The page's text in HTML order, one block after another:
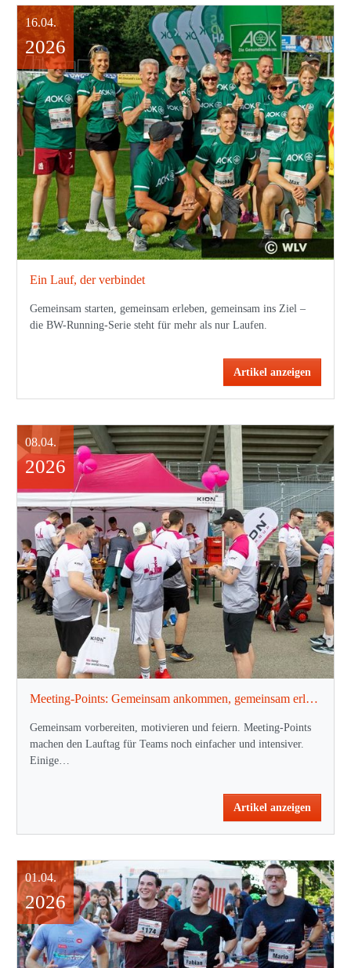
Ein Lauf, der verbindet
Gemeinsam starten, gemeinsam erleben, gemeinsam ins Ziel –
die BW-Running-Serie steht für mehr als nur Laufen.
Artikel anzeigen
16.04.
2026
Meeting-Points: Gemeinsam ankommen, gemeinsam erleben
Gemeinsam vorbereiten, motivieren und feiern. Meeting-Points
machen den Lauftag für Teams noch einfacher und intensiver.
Einige…
Artikel anzeigen
08.04.
2026
01.04.
2026